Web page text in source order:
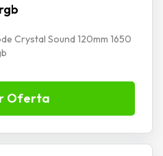
Crystal Sound 120mm 1650
Oferta